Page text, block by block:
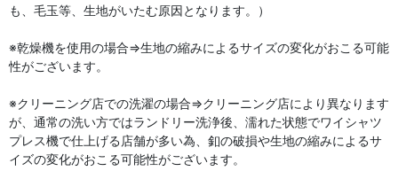
も、毛玉等、生地がいたむ原因となります。）
※乾燥機を使用の場合⇒生地の縮みによるサイズの変化がおこる可能
性がございます。
※クリーニング店での洗濯の場合⇒クリーニング店により異なります
が、通常の洗い方ではランドリー洗浄後、濡れた状態でワイシャツ
プレス機で仕上げる店舗が多い為、釦の破損や生地の縮みによるサ
イズの変化がおこる可能性がございます。